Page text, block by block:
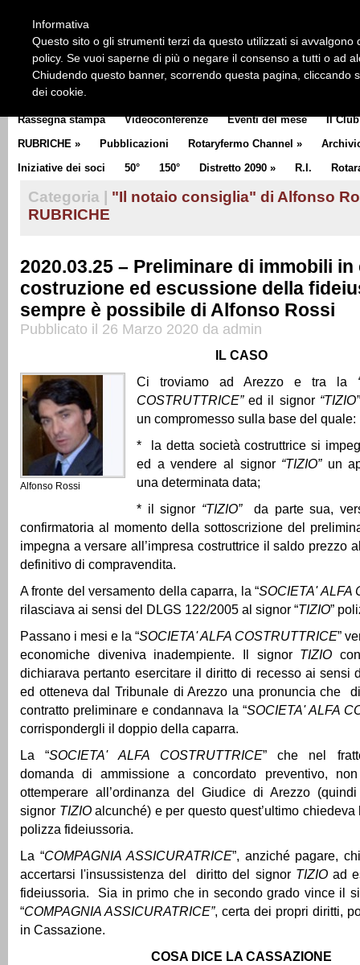
CLUB COMMUNICATOR
Rassegna stampa Videoconferenze Eventi del mese Il Club
RUBRICHE » Pubblicazioni Rotaryfermo Channel »
Iniziative dei soci
50° 150° Distretto 2090 » R.I.
Categoria |
"Il notaio consiglia" di Alfonso
RUBRICHE
2020.03.25 – Preliminare di immobili
costruzione ed escussione della
sempre è possibile di Alfonso Rossi
Pubblicato il 26 Marzo 2020 da admin
IL CASO
Alfonso Rossi
Ci troviamo ad Arezzo e tra la
COSTRUTTRICE”ed il signor “TIZIO”
un compromesso sulla base del quale:
* la detta società costruttrice si
ed a vendere al signor “TIZIO”un
una determinata data;
* il signor “TIZIO”da parte sua,
confirmatoria al momento della sottoscrizione del
impegna a versare all’impresa costruttrice il saldo prezzo
definitivo di compravendita.
A fronte del versamento della caparra, la “SOCIETA' ALFA
rilasciava ai sensi del DLGS 122/2005 al signor “TIZIO”
Passano i mesi e la “SOCIETA' ALFA COSTRUTTRICE”
economiche diveniva inadempiente. Il signor TIZIO
dichiarava pertanto esercitare il diritto di recesso ai sensi
ed otteneva dal Tribunale di Arezzo una pronuncia che
contratto preliminare e condannava la “SOCIETA' ALFA
corrispondergli il doppio della caparra.
La “SOCIETA' ALFA COSTRUTTRICE” che nel
domanda di ammissione a concordato preventivo,
ottemperare all’ordinanza del Giudice di Arezzo
signor TIZIOalcunché) e per questo quest’ultimo chiedeva
polizza fideiussoria.
La “COMPAGNIA ASSICURATRICE”, anziché pagare,
accertarsi l'insussistenza del diritto del signor TIZIOad
fideiussoria. Sia in primo che in secondo grado vince il
“COMPAGNIA ASSICURATRICE”, certa dei propri diritti,
in Cassazione.
COSA DICE LA CASSAZIONE
Informativa
Questo sito o gli strumenti terzi da questo utilizzati si
policy. Se vuoi saperne di più o negare il consenso a tutti o ad
Chiudendo questo banner, scorrendo questa pagina, cliccando
dei cookie.